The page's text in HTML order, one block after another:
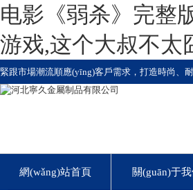
电影《弱杀》完整
游戏,这个大叔不太
緊跟市場潮流順應(yīng)客戶需求，打造時尚、耐用
網(wǎng)站首頁 關(guān)于我